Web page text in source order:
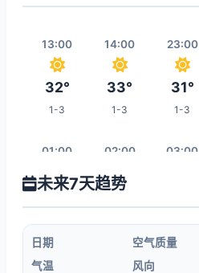
13:00
32°
1-3
14:00
33°
1-3
23:00
31°
1-3
01:00
28°
02:00
26°
03:00
05:00 06:00
未来7天趋势
日期 空气质量
气温
风向